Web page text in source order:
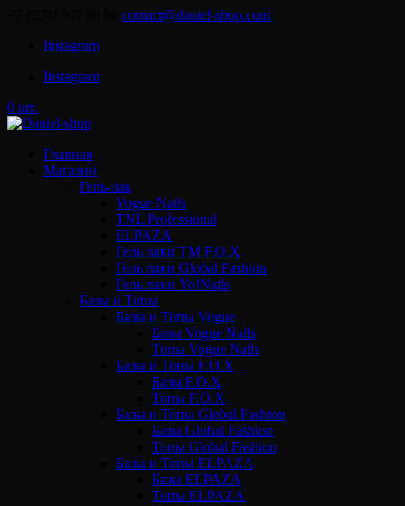
contact@daniel-shop.com
Instagram
Instagram
0 шт.
Главная
Магазин
Гель-лак
Vogue Nails
TNL Professional
ELPAZA
Гель лаки ТМ F.O.X
Гель лаки Global Fashion
Гель лаки Yo!Nails
Базы и Топы
Базы и Топы Vogue
Базы Vogue Nails
Топы Vogue Nails
Базы и Топы F.O.X
Базы F.O.X
Топы F.O.X
Базы и Топы Global Fashion
Базы Global Fashion
Топы Global Fashion
Базы и Топы ELPAZA
Базы ELPAZA
Топы ELPAZA